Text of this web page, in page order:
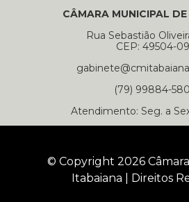
CÂMARA MUNICIPAL
Rua Sebastião
CEP: 49504-
(79) 99884-
Atendimento: Seg. a
© Copyright 2026
Itabaiana | Direitos